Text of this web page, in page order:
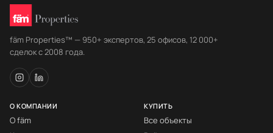
fäm Properties™ — 950+ экспертов, 25 офисов, 12 000+
сделок с 2008 года.
О КОМПАНИИ
О fäm
КУПИТЬ
Все объекты